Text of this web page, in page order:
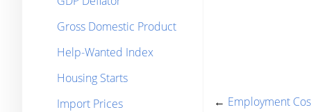
Gross Domestic Product
Help-Wanted Index
Housing Starts
Import Prices
← Employment